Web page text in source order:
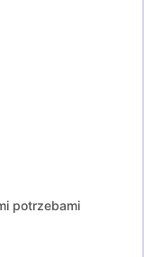
potrzebami